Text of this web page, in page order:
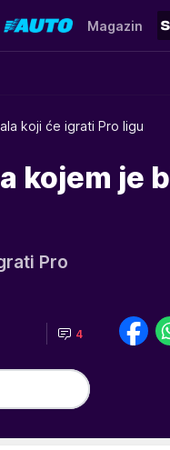
Magazin
koji će igrati Pro ligu
kojem je
Pro
4